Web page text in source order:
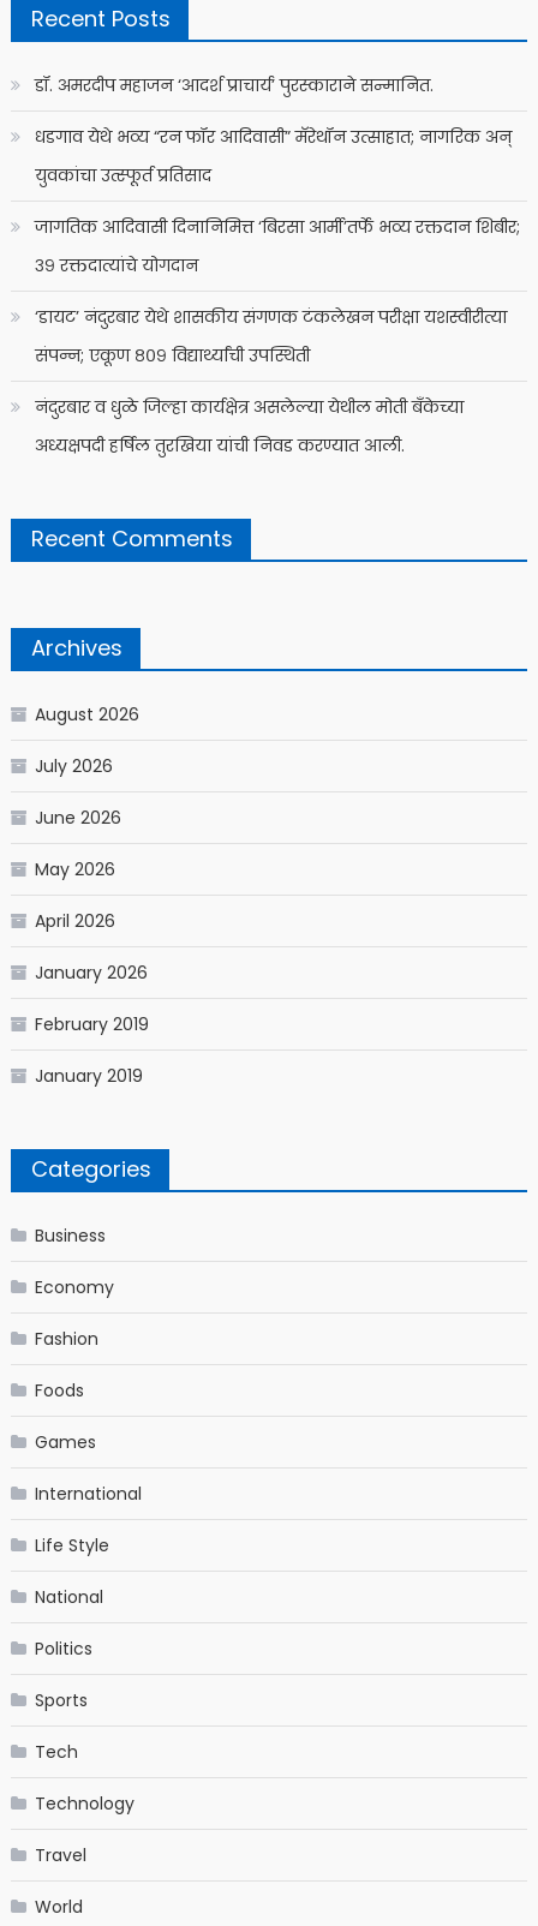
Recent Posts
डॉ. अमरदीप महाजन ‘आदर्श प्राचार्य’ पुरस्काराने सन्मानित.
धडगाव येथे भव्य “रन फॉर आदिवासी” मॅरेथॉन उत्साहात; नागरिक अन्
युवकांचा उत्स्फूर्त प्रतिसाद
जागतिक आदिवासी दिनानिमित्त ‘बिरसा आर्मी’तर्फे भव्य रक्तदान शिबीर;
३९ रक्तदात्यांचे योगदान
‘डायट’ नंदुरबार येथे शासकीय संगणक टंकलेखन परीक्षा यशस्वीरीत्या
संपन्न; एकूण ८०९ विद्यार्थ्यांची उपस्थिती
नंदुरबार व धुळे जिल्हा कार्यक्षेत्र असलेल्या येथील मोती बँकेच्या
अध्यक्षपदी हर्षिल तुरखिया यांची निवड करण्यात आली.
Recent Comments
Archives
August 2026
July 2026
June 2026
May 2026
April 2026
January 2026
February 2019
January 2019
Categories
Business
Economy
Fashion
Foods
Games
International
Life Style
National
Politics
Sports
Tech
Technology
Travel
World